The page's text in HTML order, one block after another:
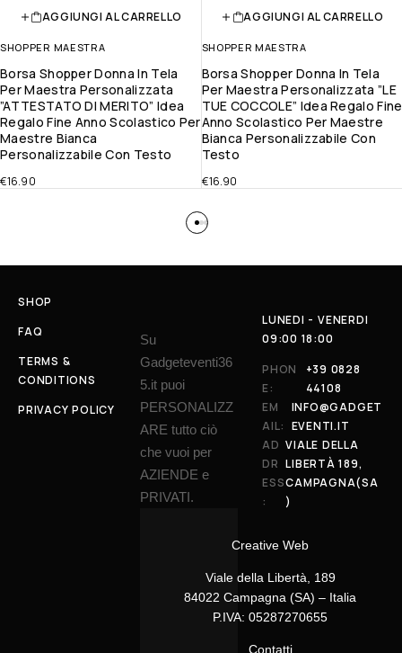
AGGIUNGI AL CARRELLO
SHOPPER MAESTRA
Borsa Shopper Donna In Tela
Per Maestra Personalizzata
”ATTESTATO DI MERITO” Idea
Regalo Fine Anno Scolastico Per
Maestre Bianca
Personalizzabile Con Testo
€16.90
AGGIUNGI AL CARRELLO
SHOPPER MAESTRA
Borsa Shopper Donna In Tela
Per Maestra Personalizzata ”LE
TUE COCCOLE” Idea Regalo Fine
Anno Scolastico Per Maestre
Bianca Personalizzabile Con
Testo
€16.90
SHOP
FAQ
TERMS &
CONDITIONS
PRIVACY POLICY
Su
Gadgeteventi36
5.it puoi
PERSONALIZZ
ARE tutto ciò
che vuoi per
AZIENDE e
PRIVATI.
Creative Web
Viale della Libertà, 189
84022 Campagna (SA) – Italia
P.IVA: 05287270655
Contatti
LUNEDI - VENERDI
09:00 18:00
PHON
E:
+39 0828
44108
EM
AIL:
INFO@GADGET
EVENTI.IT
AD
DR
ESS
:
VIALE DELLA
LIBERTÀ 189,
CAMPAGNA(SA
)